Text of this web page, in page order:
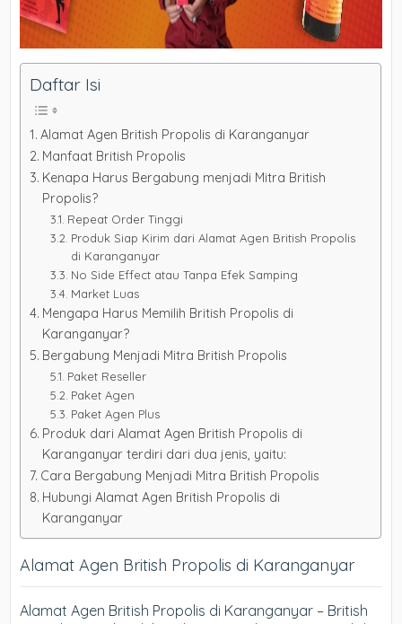
Daftar Isi
Alamat Agen British Propolis di Karanganyar
Manfaat British Propolis
Kenapa Harus Bergabung menjadi Mitra British
Propolis?
Repeat Order Tinggi
Produk Siap Kirim dari Alamat Agen British Propolis
di Karanganyar
No Side Effect atau Tanpa Efek Samping
Market Luas
Mengapa Harus Memilih British Propolis di
Karanganyar?
Bergabung Menjadi Mitra British Propolis
Paket Reseller
Paket Agen
Paket Agen Plus
Produk dari Alamat Agen British Propolis di
Karanganyar terdiri dari dua jenis, yaitu:
Cara Bergabung Menjadi Mitra British Propolis
Hubungi Alamat Agen British Propolis di
Karanganyar
Alamat Agen British Propolis di Karanganyar
Alamat Agen British Propolis di Karanganyar – British